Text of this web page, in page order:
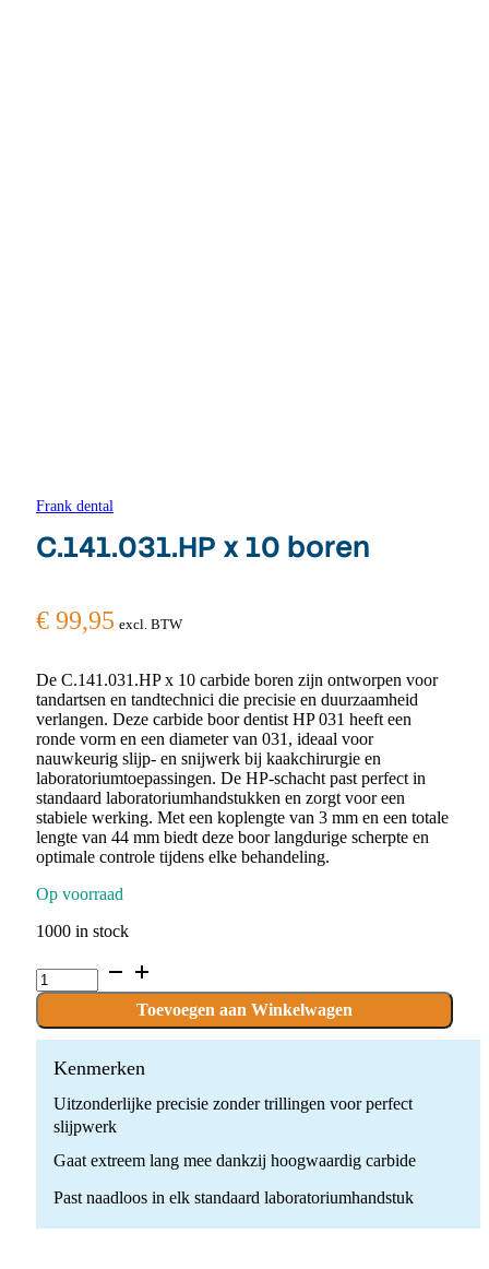
Frank dental
C.141.031.HP x 10 boren
€ 99,95 excl. BTW
De C.141.031.HP x 10 carbide boren zijn ontworpen voor
tandartsen en tandtechnici die precisie en duurzaamheid
verlangen. Deze carbide boor dentist HP 031 heeft een
ronde vorm en een diameter van 031, ideaal voor
nauwkeurig slijp- en snijwerk bij kaakchirurgie en
laboratoriumtoepassingen. De HP-schacht past perfect in
standaard laboratoriumhandstukken en zorgt voor een
stabiele werking. Met een koplengte van 3 mm en een totale
lengte van 44 mm biedt deze boor langdurige scherpte en
optimale controle tijdens elke behandeling.
Op voorraad
1000 in stock
C.141.031.HP
x
boren
quantity
Toevoegen aan Winkelwagen
Kenmerken
Uitzonderlijke precisie zonder trillingen voor perfect
slijpwerk
Gaat extreem lang mee dankzij hoogwaardig carbide
Past naadloos in elk standaard laboratoriumhandstuk